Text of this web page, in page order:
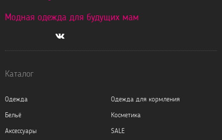
Модная одежда для будущих мам
Каталог
Одежда
Одежда для кормления
Бельё
Косметика
Аксессуары
SALE